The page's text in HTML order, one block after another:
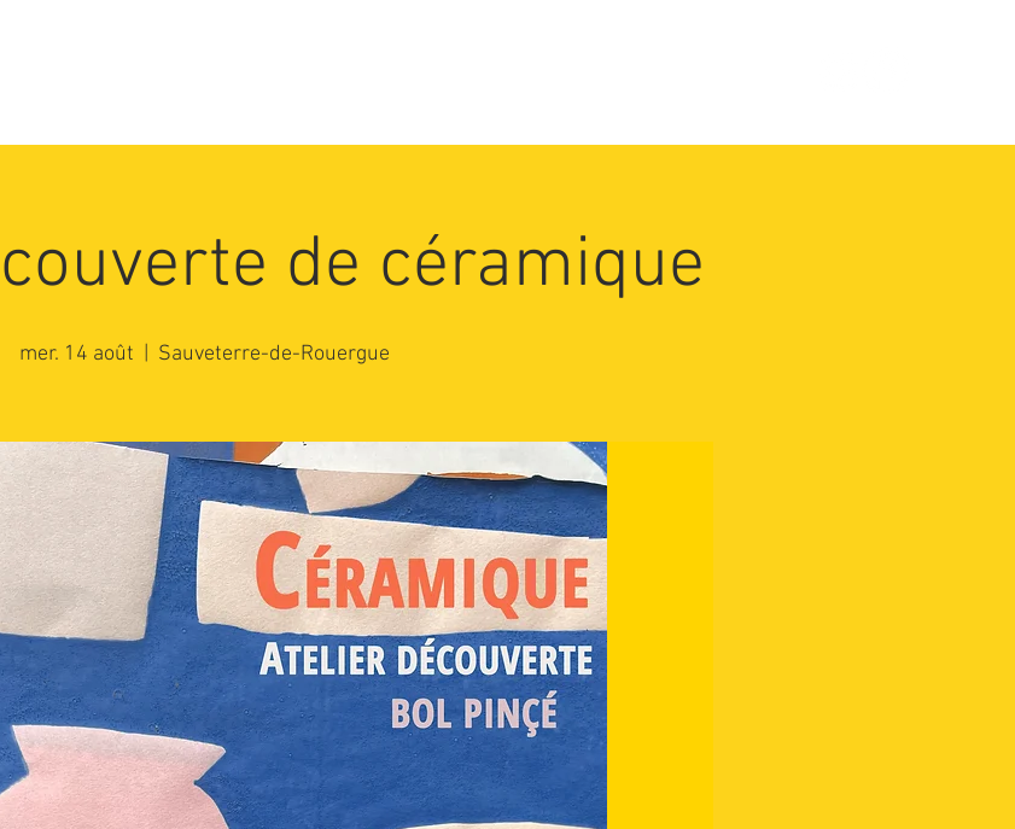
de céramique
mer. 14 août Sauveterre-de-Rouergue